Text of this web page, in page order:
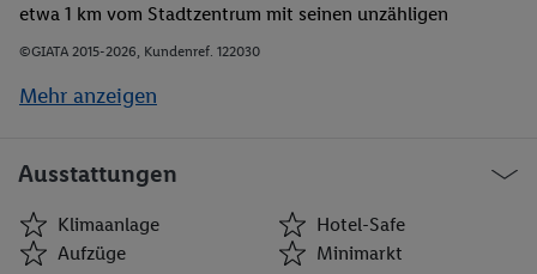
etwa 1 km vom Stadtzentrum mit seinen unzähligen
Unterhaltungs- und Einkaufsmöglichkeiten sowie den
Jahrhundert und dem Sklavenmarkt, entfernt. Durch die
Die berühmten Strände Meia-Praia und Praia D. Ana sowie
die Küstengegend Costa Vicentina sind nur wenige
Minuten entfernt. Den Flughafen von Faro erreicht man
©GIATA 2015-2026, Kundenref. 122030
Mehr anzeigen
Ausstattungen
Klimaanlage
Hotel-Safe
Aufzüge
Minimarkt